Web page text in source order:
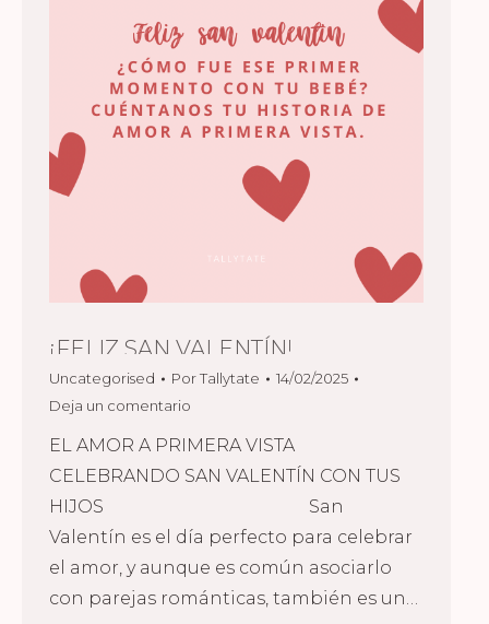
¡FELIZ SAN VALENTÍN!
Uncategorised PorTallytate
14/02/2025
Deja un comentario
EL AMOR A PRIMERA VISTA
CELEBRANDO SAN VALENTÍN CON TUS
HIJOS San
Valentín es el día perfecto para celebrar
el amor, y aunque es común asociarlo
con parejas románticas, también es un…